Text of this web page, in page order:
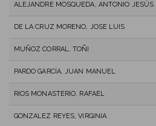
ALEJANDRE MOSQUEDA, ANTONIO JESÚS
DE LA CRUZ MORENO, JOSE LUIS
MUÑOZ CORRAL, TOÑI
PARDO GARCÍA, JUAN MANUEL
RIOS MONASTERIO, RAFAEL
GONZALEZ REYES, VIRGINIA